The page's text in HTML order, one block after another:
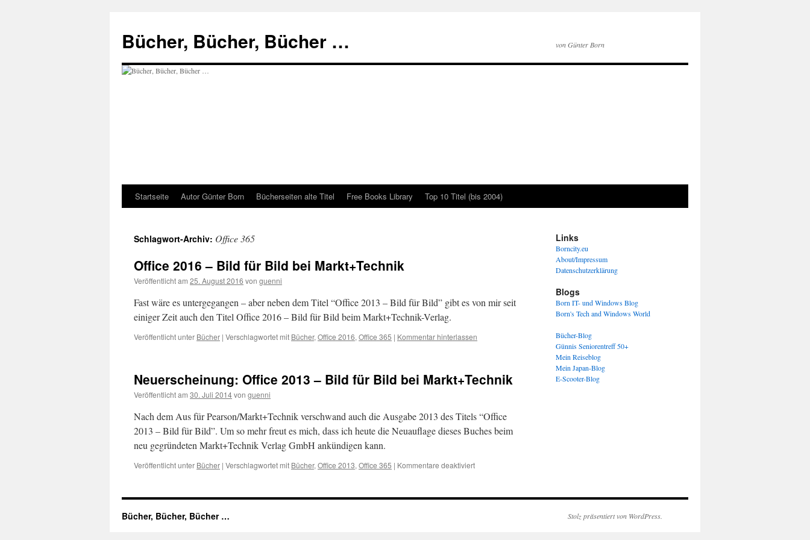
springen
Bücher, Bücher, Bücher … von Günter Born
Startseite Autor Günter Born Bücherseiten alte Titel Free Books Library Top 10 Titel (bis 2004)
Schlagwort-Archiv: Office 365
Office 2016 – Bild für Bild bei Markt+Technik
Veröffentlicht am 25. August 2016 von guenni
Fast wäre es untergegangen – aber neben dem Titel “Office 2013 – Bild für Bild” gibt es von mir seit
einiger Zeit auch den Titel Office 2016 – Bild für Bild beim Markt+Technik-Verlag.
Veröffentlicht unter Bücher | Verschlagwortet mit Bücher, Office 2016, Office 365 | Kommentar hinterlassen
Neuerscheinung: Office 2013 – Bild für Bild bei Markt+Technik
Veröffentlicht am 30. Juli 2014von guenni
Nach dem Aus für Pearson/Markt+Technik verschwand auch die Ausgabe 2013 des Titels “Office
2013 – Bild für Bild”. Um so mehr freut es mich, dass ich heute die Neuauflage dieses Buches beim
neu gegründeten Markt+Technik Verlag GmbH ankündigen kann.
Veröffentlicht unter Bücher | Verschlagwortet mit Bücher, Office 2013, Office 365 | Kommentare deaktiviert
2013
Links
Borncity.eu
About/Impressum
Datenschutzerklärung
Blogs
Born IT- und Windows Blog
Born's Tech and Windows World
Bücher-Blog
Günnis Seniorentreff 50+
Mein Reiseblog
Mein Japan-Blog
E-Scooter-Blog
Bücher, Bücher, Bücher … Stolz präsentiert von WordPress.